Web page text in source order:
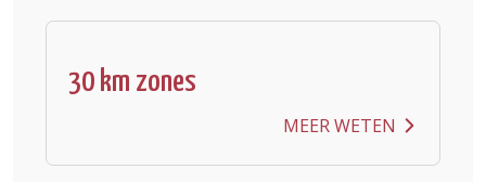
30 km zones
MEER WETEN